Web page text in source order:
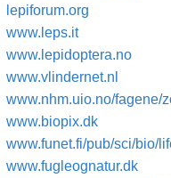
lepiforum.org
www.leps.it
www.lepidoptera.no
www.vlindernet.nl
www.nhm.uio.no/fagene/
www.biopix.dk
www.funet.fi/pub/sci/bio/
www.fugleognatur.dk